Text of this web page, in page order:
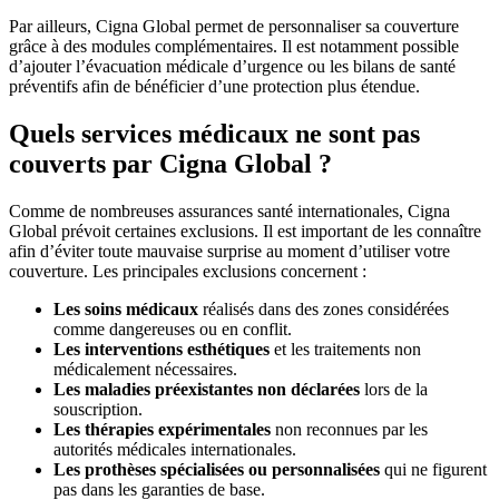
Par ailleurs, Cigna Global permet de personnaliser sa couverture
grâce à des modules complémentaires. Il est notamment possible
d’ajouter l’évacuation médicale d’urgence ou les bilans de santé
préventifs afin de bénéficier d’une protection plus étendue.
Quels services médicaux ne sont pas
couverts par Cigna Global ?
Comme de nombreuses assurances santé internationales, Cigna
Global prévoit certaines exclusions. Il est important de les connaître
afin d’éviter toute mauvaise surprise au moment d’utiliser votre
couverture. Les principales exclusions concernent :
Les soins médicaux réalisés dans des zones considérées
comme dangereuses ou en conflit.
Les interventions esthétiques et les traitements non
médicalement nécessaires.
Les maladies préexistantes non déclarées lors de la
souscription.
Les thérapies expérimentales non reconnues par les
autorités médicales internationales.
Les prothèses spécialisées ou personnalisées qui ne figurent
pas dans les garanties de base.